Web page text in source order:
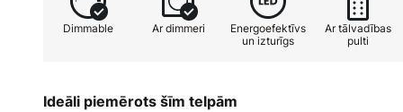
lai pielāgotu apgaismojumu jūsu
ko īpašu. Izveidojiet pievilcīgu
Dimmable Ar dimmeri
Energoefektīvs
un izturīgs
Ar tālvadības
pulti
Ideāli piemērots šīm telpām